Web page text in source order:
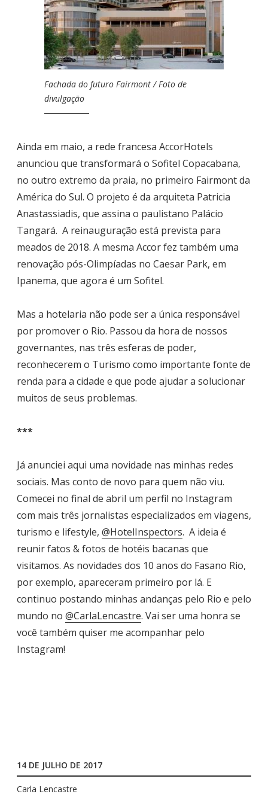
Fachada do futuro Fairmont / Foto de
divulgação
Ainda em maio, a rede francesa AccorHotels
anunciou que transformará o Sofitel Copacabana,
no outro extremo da praia, no primeiro Fairmont da
América do Sul. O projeto é da arquiteta Patricia
Anastassiadis, que assina o paulistano Palácio
Tangará. A reinauguração está prevista para
meados de 2018. A mesma Accor fez também uma
renovação pós-Olimpíadas no Caesar Park, em
Ipanema, que agora é um Sofitel.
Mas a hotelaria não pode ser a única responsável
por promover o Rio. Passou da hora de nossos
governantes, nas três esferas de poder,
reconhecerem o Turismo como importante fonte de
renda para a cidade e que pode ajudar a solucionar
muitos de seus problemas.
***
Já anunciei aqui uma novidade nas minhas redes
sociais. Mas conto de novo para quem não viu.
Comecei no final de abril um perfil no Instagram
com mais três jornalistas especializados em viagens,
turismo e lifestyle, @HotelInspectors. A ideia é
reunir fatos & fotos de hotéis bacanas que
visitamos. As novidades dos 10 anos do Fasano Rio,
por exemplo, apareceram primeiro por lá. E
continuo postando minhas andanças pelo Rio e pelo
mundo no @CarlaLencastre. Vai ser uma honra se
você também quiser me acompanhar pelo
Instagram!
14 DE JULHO DE 2017
Carla Lencastre